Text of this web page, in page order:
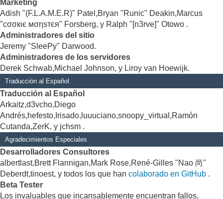
Marketing
Adish "(F.L.A.M.E.R)" Patel,Bryan "Runic" Deakin,Marcus
"cσσкιє мσηѕтєя" Forsberg, y Ralph "[n3rve]" Otowo .
Administradores del sitio
Jeremy "SleePy" Darwood.
Administradores de los servidores
Derek Schwab,Michael Johnson, y Liroy van Hoewijk.
Traducción al Español
Traducción al Español
Arkaitz,d3vcho,Diego
Andrés,hefesto,Irisado,luuuciano,snoopy_virtual,Ramón
Cutanda,ZerK, y jchsm .
Agradecimientos Especiales
Desarrolladores Consultores
albertlast,Brett Flannigan,Mark Rose,René-Gilles "Nao 尚"
Deberdt,tinoest, y todos los que han colaborado en GitHub .
Beta Tester
Los invaluables que incansablemente encuentran fallos,